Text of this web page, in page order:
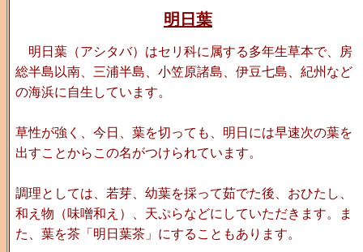
明日葉
明日葉（アシタバ）はセリ科に属する多年生草本で、房
総半島以南、三浦半島、小笠原諸島、伊豆七島、紀州など
の海浜に自生しています。
草性が強く、今日、葉を切っても、明日には早速次の葉を
出すことからこの名がつけられています。
調理としては、若芽、幼葉を採って茹でた後、おひたし、
和え物（味噌和え）、天ぷらなどにしていただきます。ま
た、葉を茶「明日葉茶」にすることもあります。